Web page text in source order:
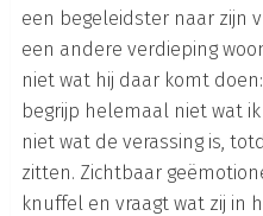
een begeleidster naar zijn
een andere verdieping
niet wat hij daar komt
begrijp helemaal niet wat
niet wat de verassing is,
zitten. Zichtbaar
knuffel en vraagt wat zij in